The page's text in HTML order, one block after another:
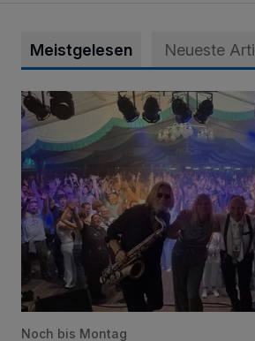
Meistgelesen Neueste
Viele Bilder: Toller Auftakt des
Noch bis Montag